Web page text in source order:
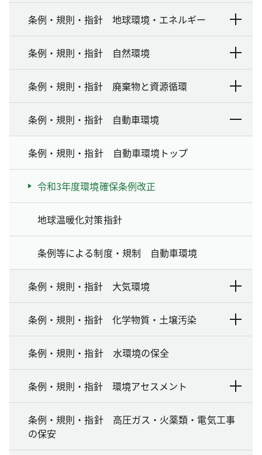
条例・規則・指針 地球環境・エネルギー
条例・規則・指針 自然環境
条例・規則・指針 廃棄物と資源循環
条例・規則・指針 自動車環境
条例・規則・指針 自動車環境トップ
令和3年度環境確保条例改正
地球温暖化対策指針
条例等による制度・規制 自動車環境
条例・規則・指針 大気環境
条例・規則・指針 化学物質・土壌汚染
条例・規則・指針 水環境の保全
条例・規則・指針 環境アセスメント
条例・規則・指針 高圧ガス・火薬類・電気工事
の保安